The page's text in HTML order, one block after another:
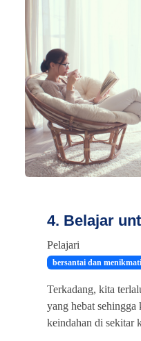
4. Belajar
Pelajari
bersantai dan
Terkadang, kita
yang hebat sehingga
keindahan di sekitar